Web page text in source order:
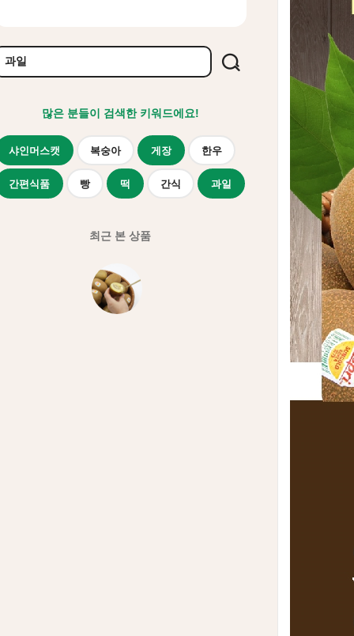
많은 분들이 검색한 키워드에요!
샤인머스캣 복숭아 게장 한우
간편식품 빵 떡 간식 과일
최근 본 상품